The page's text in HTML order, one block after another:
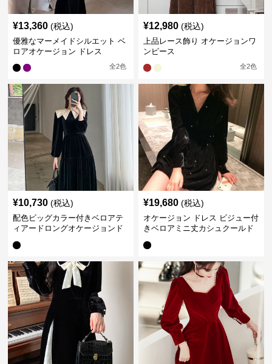
¥13,360 (税込)
優雅なマーメイドシルエット ベ
ロアオケージョン ドレス
全2色
¥12,980 (税込)
上品レース飾り オケージョンワ
ンピース
全2色
¥10,730 (税込)
配色ビッグカラー付きベロアテ
ィアードロングオケージョンド
¥19,680 (税込)
オケージョン ドレス ビジュー付
きベロアミニ丈カシュクールド